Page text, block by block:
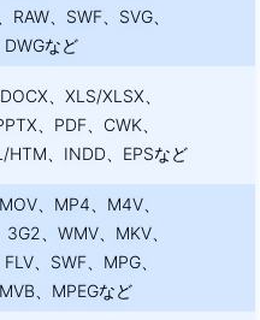
RAW、SWF、SVG、
DWGなど
、XLS/XLSX、
、PDF、CWK、
HTM、INDD、EPSなど
、MP4、M4V、
3G2、WMV、MKV、
、SWF、MPG、
、MPEGなど